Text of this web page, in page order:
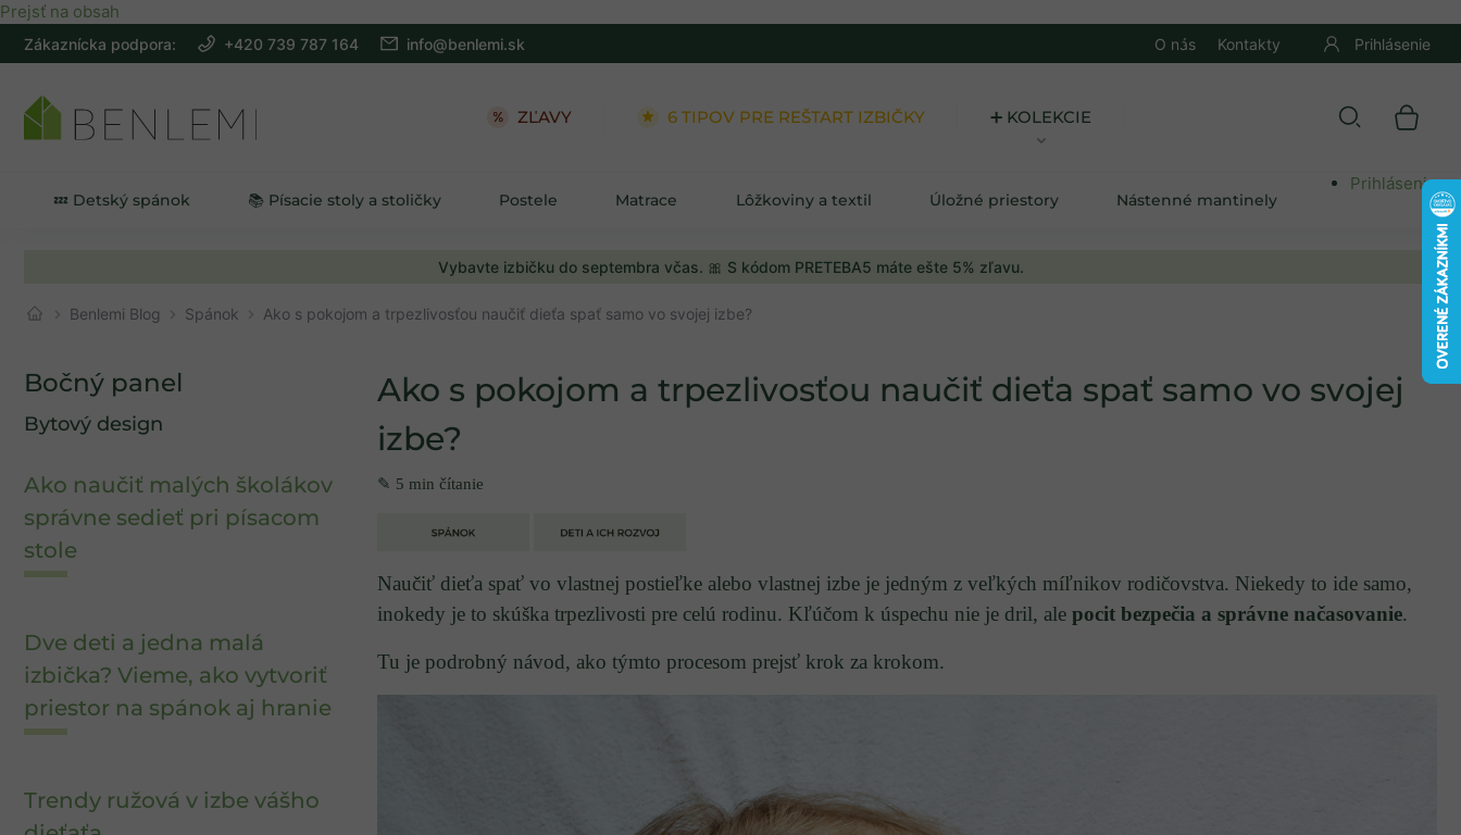
Prejsť na obsah
Vybavte izbičku do septembra včas. 🎀 S kódom PRETEBA5 máte ešte 5% zľavu.
Zákaznícka podpora: +420 739 787 164 info@benlemi.sk O nás Kontakty Prihlásenie
ZĽAVY 6 TIPOV PRE REŠTART IZBIČKY ➕ KOLEKCIE
💤 Detský spánok 📚 Písacie stoly a stoličky Postele Matrace Lôžkoviny a textil Úložné priestory Nástenné mantinely
Prihlásenie
Benlemi Blog Spánok Ako s pokojom a trpezlivosťou naučiť dieťa spať samo vo svojej izbe?
Bočný panel
Bytový design
Ako naučiť malých školákov
správne sedieť pri písacom
stole
Dve deti a jedna malá
izbička? Vieme, ako vytvoriť
priestor na spánok aj hranie
Trendy ružová v izbe vášho
Ako s pokojom a trpezlivosťou naučiť dieťa spať samo vo svojej
izbe?
✎ 5 min čítanie
Naučiť dieťa spať vo vlastnej postieľke alebo vlastnej izbe je jedným z veľkých míľnikov rodičovstva. Niekedy to ide samo,
inokedy je to skúška trpezlivosti pre celú rodinu. Kľúčom k úspechu nie je dril, ale pocit bezpečia a správne načasovanie.
Tu je podrobný návod, ako týmto procesom prejsť krok za krokom.